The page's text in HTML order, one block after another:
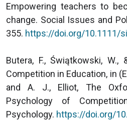
Empowering teachers to
change. Social Issues and
355. https://doi.org/10.1111/
Butera, F., Świątkowski, W.,
Competition in Education, in
and A. J., Elliot, The
Psychology of
Psychology. https://doi.org/